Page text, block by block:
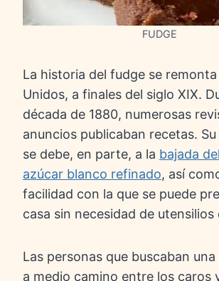
FUDGE
La historia del fudge se
Unidos, a finales del siglo XIX.
década de 1880, numerosas
anuncios publicaban recetas.
se debe, en parte, a la bajada
azúcar blanco refinado, así
facilidad con la que se puede
casa sin necesidad de utensilios
Las personas que buscaban
a medio camino entre los caros